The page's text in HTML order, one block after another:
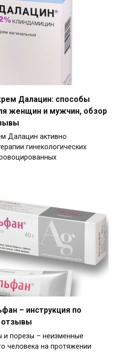
Далацин: способы
женщин и мужчин, обзор
Далацин активно
гинекологических
– инструкция по
отзывы
и порезы – неизменные
человека на протяжении